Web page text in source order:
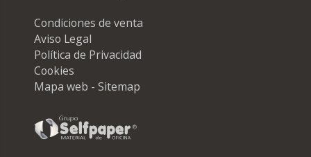
Condiciones de venta
Aviso Legal
Política de Privacidad
Cookies
Mapa web - Sitemap